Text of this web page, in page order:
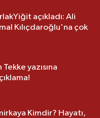
açıkladı: Ali
Kılıçdaroğlu'na çok
yazısına
Kimdir? Hayatı,